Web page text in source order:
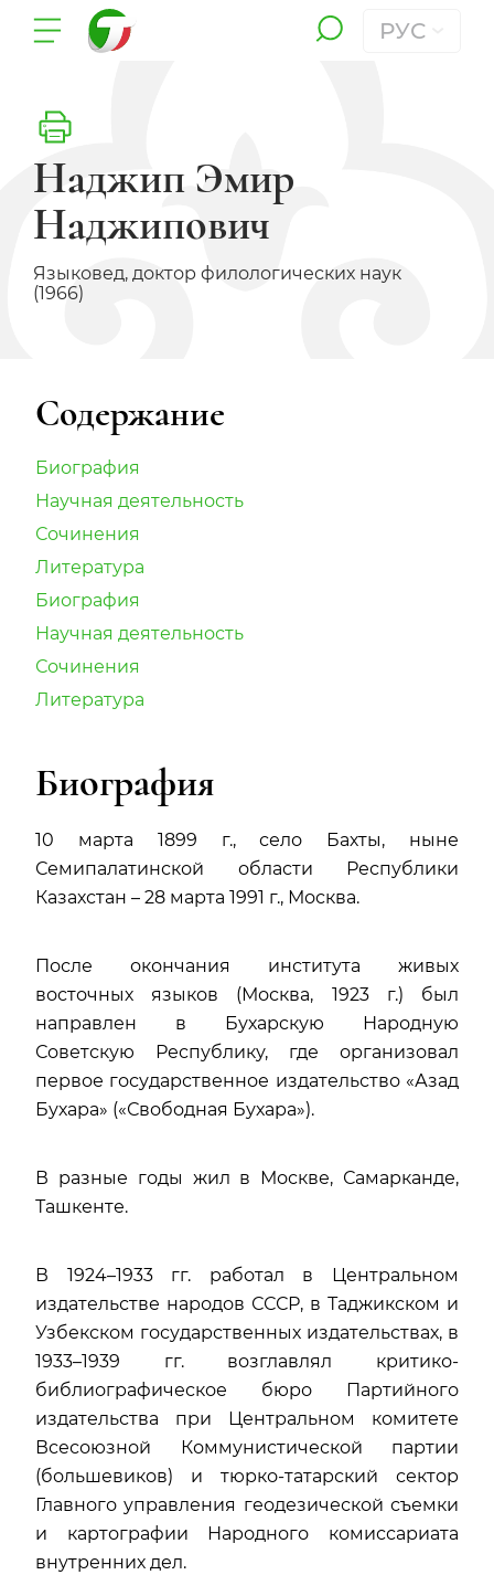
РУС
Наджип Эмир
Наджипович
Языковед, доктор филологических наук
(1966)
Содержание
Биография
Научная деятельность
Сочинения
Литература
Биография
Научная деятельность
Сочинения
Литература
Биография
10 марта 1899 г., село Бахты, ныне
Семипалатинской области Республики
Казахстан – 28 марта 1991 г., Москва.
После окончания института живых
восточных языков (Москва, 1923 г.) был
направлен в Бухарcкую Народную
Советскую Республику, где организовал
первое государственное издательство «Азад
Бухара» («Свободная Бухара»).
В разные годы жил в Москве, Самарканде,
Ташкенте.
В 1924–1933 гг. работал в Центральном
издательстве народов СССР, в Таджикском и
Узбекском государственных издательствах, в
1933–1939 гг. возглавлял критико-
библиографическое бюро Партийного
издательства при Центральном комитете
Всесоюзной Коммунистической партии
(большевиков) и тюрко-татарский сектор
Главного управления геодезической съемки
и картографии Народного комиссариата
внутренних дел.